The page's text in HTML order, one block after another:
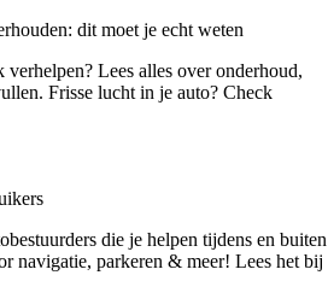
dit moet je echt weten
Lees alles over onderhoud,
Frisse lucht in je auto? Check
die je helpen tijdens en buiten
navigatie, parkeren & meer! Lees het bij